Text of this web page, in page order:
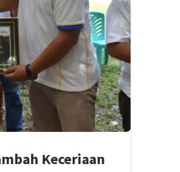
Keceriaan